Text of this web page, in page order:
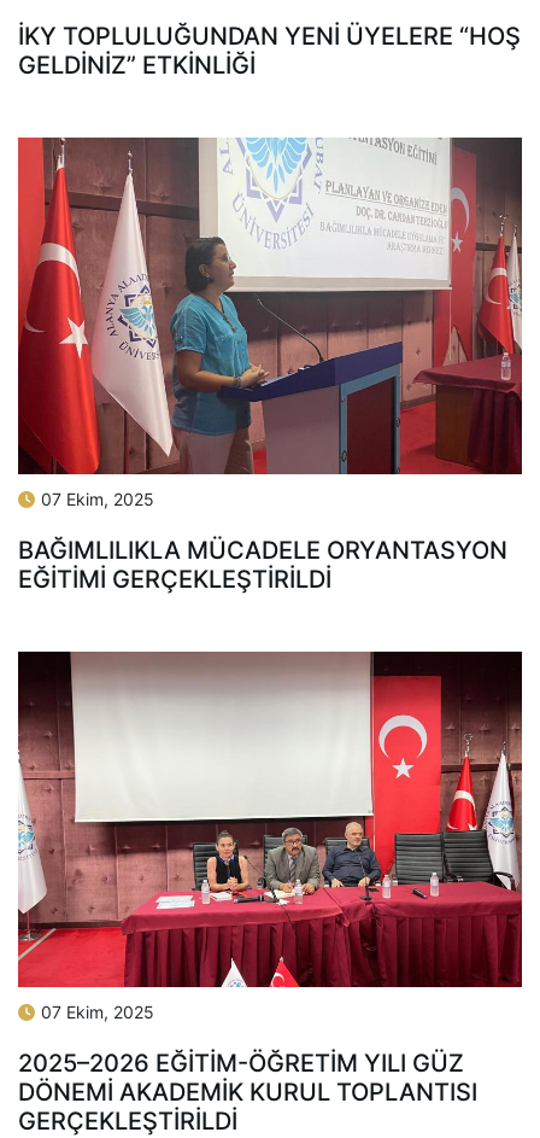
İKY TOPLULUĞUNDAN YENI ÜYELERE “HOŞ
GELDINIZ” ETKINLIĞI
07 Ekim, 2025
BAĞIMLILIKLA MÜCADELE ORYANTASYON
EĞİTİMİ GERÇEKLEŞTİRİLDİ
07 Ekim, 2025
2025–2026 EĞITIM-ÖĞRETIM YILI GÜZ
DÖNEMI AKADEMIK KURUL TOPLANTISI
GERÇEKLEŞTIRILDI